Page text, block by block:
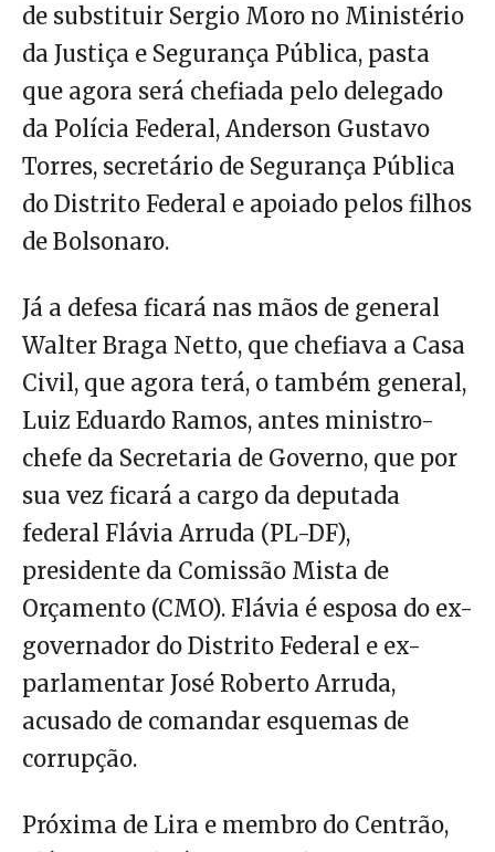
de substituir Sergio Moro no Ministério
da Justiça e Segurança Pública, pasta
que agora será chefiada pelo delegado
da Polícia Federal, Anderson Gustavo
Torres, secretário de Segurança Pública
do Distrito Federal e apoiado pelos filhos
de Bolsonaro.
Já a defesa ficará nas mãos de general
Walter Braga Netto, que chefiava a Casa
Civil, que agora terá, o também general,
Luiz Eduardo Ramos, antes ministro-
chefe da Secretaria de Governo, que por
sua vez ficará a cargo da deputada
federal Flávia Arruda (PL-DF),
presidente da Comissão Mista de
Orçamento (CMO). Flávia é esposa do ex-
governador do Distrito Federal e ex-
parlamentar José Roberto Arruda,
acusado de comandar esquemas de
corrupção.
Próxima de Lira e membro do Centrão,